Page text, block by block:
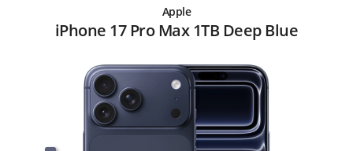
Apple
iPhone 17 Pro Max 1TB Deep Blue